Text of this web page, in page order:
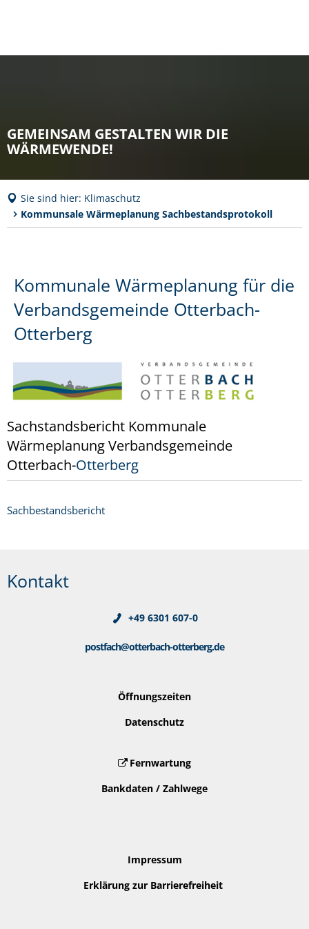
GEMEINSAM GESTALTEN WIR DIE
WÄRMEWENDE!
Sie sind hier: Klimaschutz
Kommunsale Wärmeplanung Sachbestandsprotokoll
Wärmeplanung
Sachbestandsprotokoll
Kommunale Wärmeplanung für die
Verbandsgemeinde Otterbach-
Otterberg
Sachstandsbericht Kommunale
Wärmeplanung Verbandsgemeinde
Otterbach-Otterberg
Sachbestandsbericht
Kontakt
+49 6301 607-0
postfach@otterbach-otterberg.de
Öffnungszeiten
Datenschutz
Fernwartung
Bankdaten / Zahlwege
Impressum
Erklärung zur Barrierefreiheit